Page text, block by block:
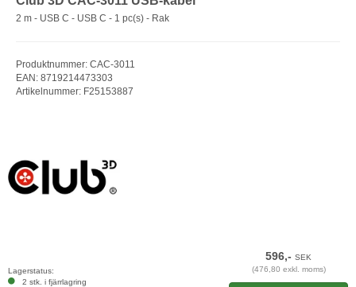
2 m - USB C - USB C - 1 pc(s) - Rak
Produktnummer: CAC-3011
EAN: 8719214473303
Artikelnummer: F25153887
Lagerstatus:
2 stk. i fjärrlagring
596,-SEK
(476,80 exkl. moms)